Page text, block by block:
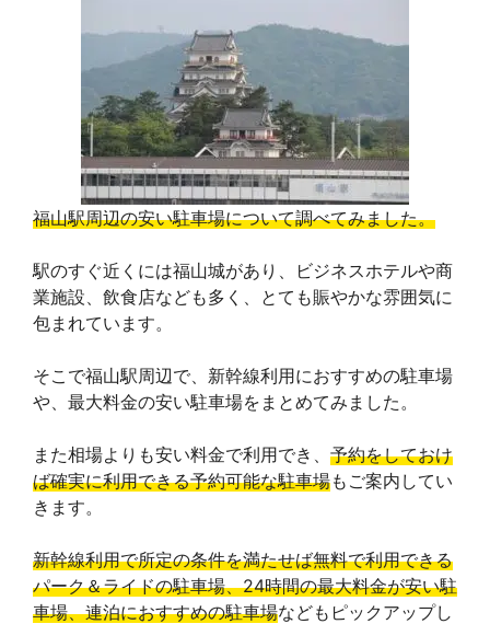
e
b
o
o
e
a
d
s
e
r
e
i
n
e
T
a
s
l
a
福山駅周辺の安い駐車場について調べてみました。
駅のすぐ近くには福山城があり、ビジネスホテルや商
業施設、飲食店なども多く、とても賑やかな雰囲気に
包まれています。
そこで福山駅周辺で、新幹線利用におすすめの駐車場
や、最大料金の安い駐車場をまとめてみました。
また相場よりも安い料金で利用でき、 予約をしておけ
ば確実に利用できる予約可能な駐車場もご案内してい
きます。
新幹線利用で所定の条件を満たせば無料で利用できる
パーク＆ライドの駐車場、24時間の最大料金が安い駐
車場、連泊におすすめの駐車場などもピックアップし